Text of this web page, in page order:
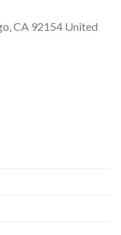
CA 92154 United